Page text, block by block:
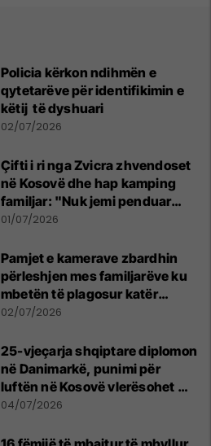
Policia kërkon ndihmën e
qytetarëve për identifikimin e
këtij të dyshuari
02/07/2026
Çifti i ri nga Zvicra zhvendoset
në Kosovë dhe hap kamping
familjar: "Nuk jemi penduar
asnjë ditë"
01/07/2026
Pamjet e kamerave zbardhin
përleshjen mes familjarëve ku
mbetën të plagosur katër
persona
02/07/2026
25-vjeçarja shqiptare diplomon
në Danimarkë, punimi për
luftën në Kosovë vlerësohet me
notën më të lartë
04/07/2026